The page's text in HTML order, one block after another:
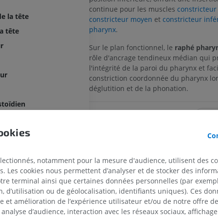
la tête
tête
supérieur du pharynx
moyen du pharynx
continue pour les muscles
constricteur moyen et constricteur
pharynx.
Sur le plan fonctionnel, le raphé
rôle d'ancrage tendineux médian qui
l'intégrité de la paroi du pharynx et
constriction coordonnée du pharynx
déglutition et de la phonation.
Gray, H. (2016)Gray’s Anatomy: The
Clinical Practice. 41st edn. Edited by S.
Elsevier. Chapter 34: Pharynx, pp. 580-582.
notamment pour la mesure d'audience, utilisent des
Les cookies nous permettent d’analyser et de stocker des
terminal ainsi que certaines données personnelles (par
d’utilisation ou de géolocalisation, identifiants uniques). Ces
et amélioration de l’expérience utilisateur et/ou de notre offre
d’audience, interaction avec les réseaux sociaux,